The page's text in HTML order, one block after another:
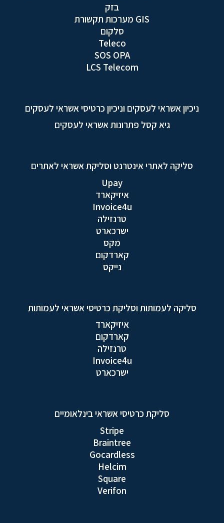
בזק
GIS מערכות תקשורת
סלקום
Teleco
SOS OPA
LCS Telecom
ניכיון אשראי לעסקים וניכיון כרטיסי אשראי לעסקים
גיא קסל פתרונות אשראי לעסקים
סליקה לאתרי אינטרנט וסליקת אשראי לאתרים
Upay
איזיקארד
Invoice4u
טרנזילה
ישרכארט
מקס
קארדקום
נייקס
סליקה לעמותות וסליקת כרטיסי אשראי לעמותות
איזיקארד
קארדקום
טרנזילה
Invoice4u
ישרכארט
סליקת כרטיסי אשראי בינלאומיים
Stripe
Braintree
Gocardless
Helcim
Square
Verifon